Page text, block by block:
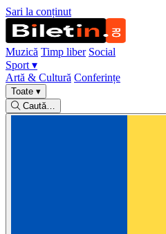
Sari la conținut
Muzică Timp liber Social
Sport ▾
Artă & Cultură Conferințe
Toate ▾
Caută…